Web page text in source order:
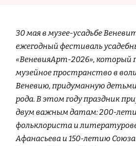
30 мая в музее-усадьбе
ежегодный фестиваль
«ВеневияАрт-2026», который
музейное пространство в
Веневию, придуманную детьми
рода. В этом году праздник
двум важным датам: 200-
фольклориста и
Афанасьева и 150-летию